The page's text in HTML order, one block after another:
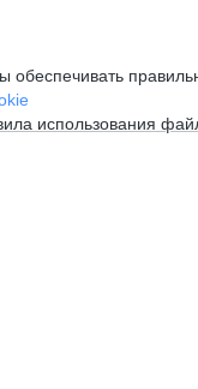
использования